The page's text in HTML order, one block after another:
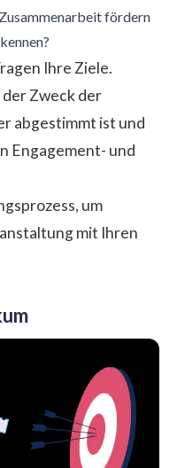
fördern
Ihre Ziele.
der Zweck der
abgestimmt ist und
Engagement- und
um
mit Ihren